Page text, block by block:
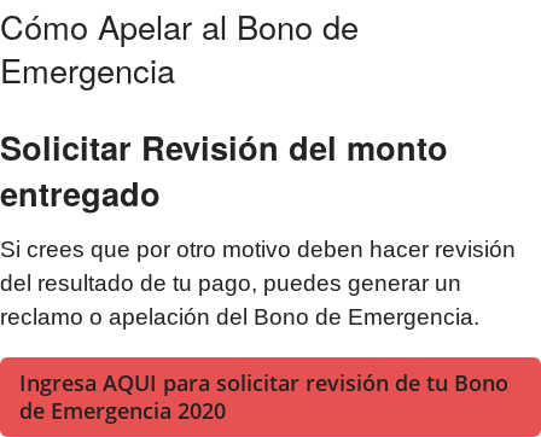
Cómo Apelar al Bono de
Emergencia
Solicitar Revisión del monto
entregado
Si crees que por otro motivo deben hacer revisión
del resultado de tu pago, puedes generar un
reclamo o apelación del Bono de Emergencia.
Ingresa AQUI para solicitar revisión de tu Bono
de Emergencia 2020